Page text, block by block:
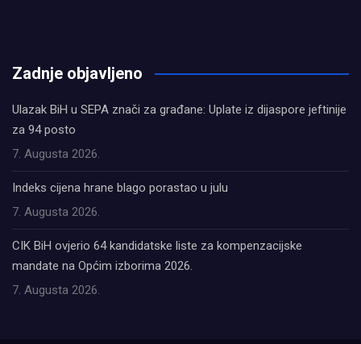
Zadnje objavljeno
Ulazak BiH u SEPA znači za građane: Uplate iz dijaspore jeftinije
za 94 posto
7. Augusta 2026.
Indeks cijena hrane blago porastao u julu
7. Augusta 2026.
CIK BiH ovjerio 64 kandidatske liste za kompenzacijske
mandate na Općim izborima 2026.
7. Augusta 2026.